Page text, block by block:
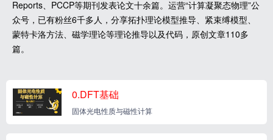
Reports、PCCP等期刊发表论文十余篇。运营“计算凝聚态物理”公
众号，已有粉丝6千多人，分享拓扑理论模型推导、紧束缚模型、
蒙特卡洛方法、磁学理论等理论推导以及代码，原创文章110多
篇。
0.DFT基础
固体光电性质与磁性计算